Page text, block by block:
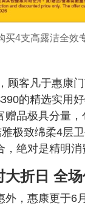
买4支高露洁全
顾客凡于惠康
的精选实用
赠品极具分量
极致绵柔4层
绝对是精明消
大折日 全
外，惠康更于6